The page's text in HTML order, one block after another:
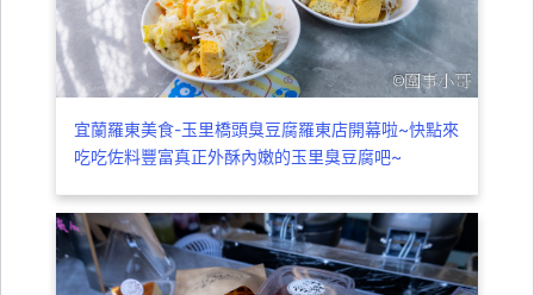
宜蘭羅東美食-玉里橋頭臭豆腐羅東店開幕啦~快點來
吃吃佐料豐富真正外酥內嫩的玉里臭豆腐吧~